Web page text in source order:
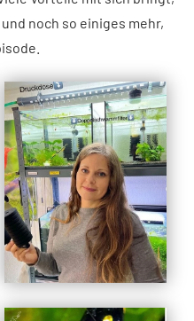
noch so einiges mehr,